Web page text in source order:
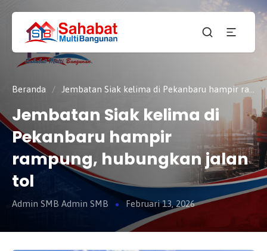
CV.
SAHABAT
MULTI
BANGUNAN
Sahabat
Pembangunan Anda
Beranda / Jembatan Siak kelima di Pekanbaru hampir rampung, hubungkan jalan tol
Jembatan Siak kelima di
Pekanbaru hampir
rampung, hubungkan jalan
tol
Admin SMB Admin SMB Februari 13, 2026